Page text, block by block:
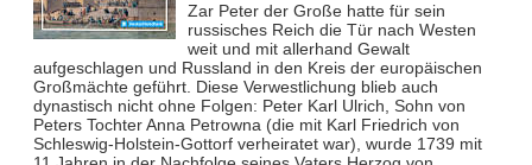
Zar Peter der Große hatte für sein
russisches Reich die Tür nach Westen
weit und mit allerhand Gewalt
aufgeschlagen und Russland in den Kreis der europäischen
Großmächte geführt. Diese Verwestlichung blieb auch
dynastisch nicht ohne Folgen: Peter Karl Ulrich, Sohn von
Peters Tochter Anna Petrowna (die mit Karl Friedrich von
Schleswig-Holstein-Gottorf verheiratet war), wurde 1739 mit